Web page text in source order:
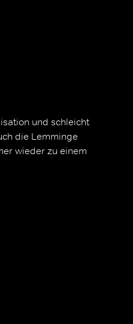
und schleicht
die Lemminge
wieder zu einem